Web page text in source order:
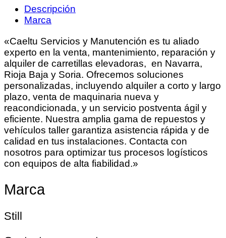
Descripción
Marca
«Caeltu Servicios y Manutención es tu aliado
experto en la venta, mantenimiento, reparación y
alquiler de carretillas elevadoras, en Navarra,
Rioja Baja y Soria. Ofrecemos soluciones
personalizadas, incluyendo alquiler a corto y largo
plazo, venta de maquinaria nueva y
reacondicionada, y un servicio postventa ágil y
eficiente. Nuestra amplia gama de repuestos y
vehículos taller garantiza asistencia rápida y de
calidad en tus instalaciones. Contacta con
nosotros para optimizar tus procesos logísticos
con equipos de alta fiabilidad.»
Marca
Still